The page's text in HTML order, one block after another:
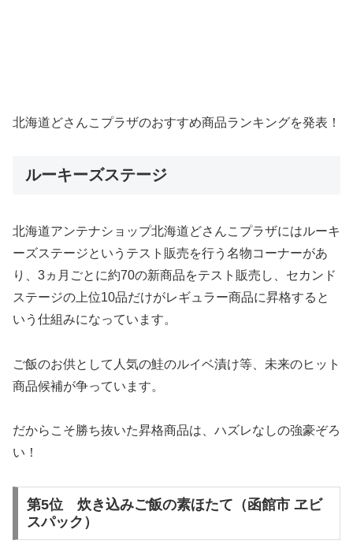
北海道どさんこプラザのおすすめ商品ランキングを発表！
ルーキーズステージ
北海道アンテナショップ北海道どさんこプラザにはルーキ
ーズステージというテスト販売を行う名物コーナーがあ
り、3ヵ月ごとに約70の新商品をテスト販売し、セカンド
ステージの上位10品だけがレギュラー商品に昇格すると
いう仕組みになっています。
ご飯のお供として人気の鮭のルイベ漬け等、未来のヒット
商品候補が争っています。
だからこそ勝ち抜いた昇格商品は、ハズレなしの強豪ぞろ
い！
第5位 炊き込みご飯の素ほたて（函館市 ヱビ
スパック）